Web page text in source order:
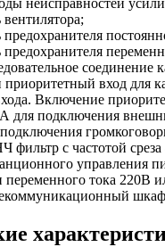
вход для
Включение
для подключения
с частотой среза
управления
переменного тока 220В